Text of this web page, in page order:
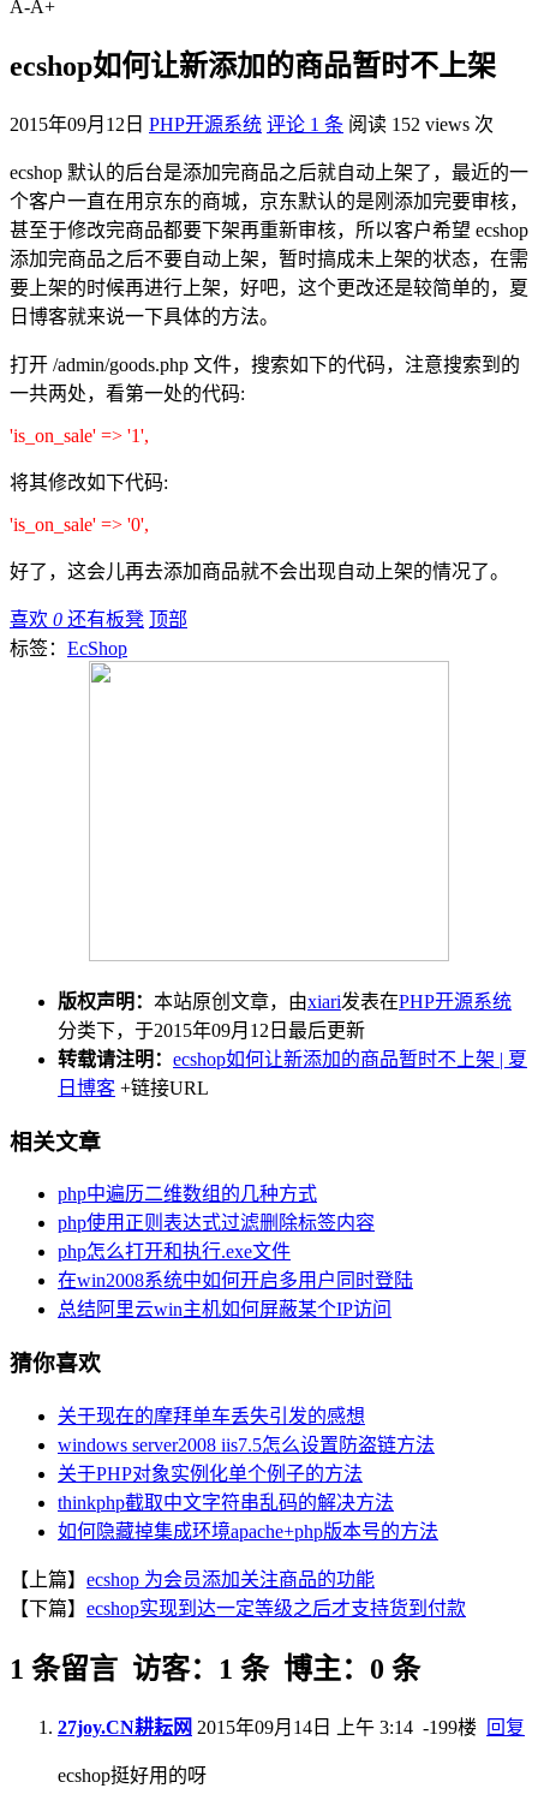
A-A+
ecshop如何让新添加的商品暂时不上架
2015年09月12日 PHP开源系统 评论 1 条 阅读 152 views 次
ecshop 默认的后台是添加完商品之后就自动上架了，最近的一
个客户一直在用京东的商城，京东默认的是刚添加完要审核，
甚至于修改完商品都要下架再重新审核，所以客户希望 ecshop
添加完商品之后不要自动上架，暂时搞成未上架的状态，在需
要上架的时候再进行上架，好吧，这个更改还是较简单的，夏
日博客就来说一下具体的方法。
打开 /admin/goods.php 文件，搜索如下的代码，注意搜索到的
一共两处，看第一处的代码:
'is_on_sale' => '1',
将其修改如下代码:
'is_on_sale' => '0',
好了，这会儿再去添加商品就不会出现自动上架的情况了。
喜欢 0 还有板凳 顶部
标签： EcShop
版权声明： 本站原创文章，由xiari发表在PHP开源系统
分类下，于2015年09月12日最后更新
转载请注明： ecshop如何让新添加的商品暂时不上架 | 夏
日博客 +链接URL
相关文章
php中遍历二维数组的几种方式
php使用正则表达式过滤删除标签内容
php怎么打开和执行.exe文件
在win2008系统中如何开启多用户同时登陆
总结阿里云win主机如何屏蔽某个IP访问
猜你喜欢
关于现在的摩拜单车丢失引发的感想
windows server2008 iis7.5怎么设置防盗链方法
关于PHP对象实例化单个例子的方法
thinkphp截取中文字符串乱码的解决方法
如何隐藏掉集成环境apache+php版本号的方法
【上篇】 ecshop 为会员添加关注商品的功能
【下篇】 ecshop实现到达一定等级之后才支持货到付款
1 条留言 访客：1 条 博主：0 条
27joy.CN耕耘网 2015年09月14日 上午 3:14 -199楼 回复
ecshop挺好用的呀